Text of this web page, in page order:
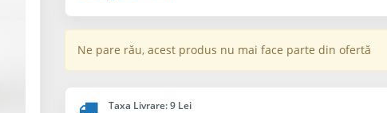
Ne pare rău, acest produs nu mai face parte din ofertă
Taxa Livrare: 9 Lei